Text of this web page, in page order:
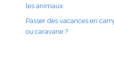
les animaux
Passer des vacances en
ou caravane ?